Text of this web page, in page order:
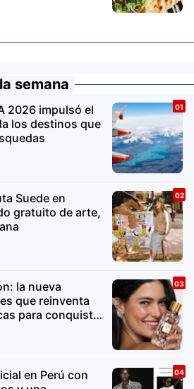
semana
2026 impulsó el
los destinos que
Suede en
gratuito de arte,
la nueva
que reinventa
para conquistar
en Perú con